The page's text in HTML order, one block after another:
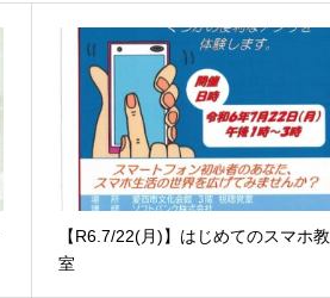
【R6.7/22(月)】はじめてのスマホ教
室